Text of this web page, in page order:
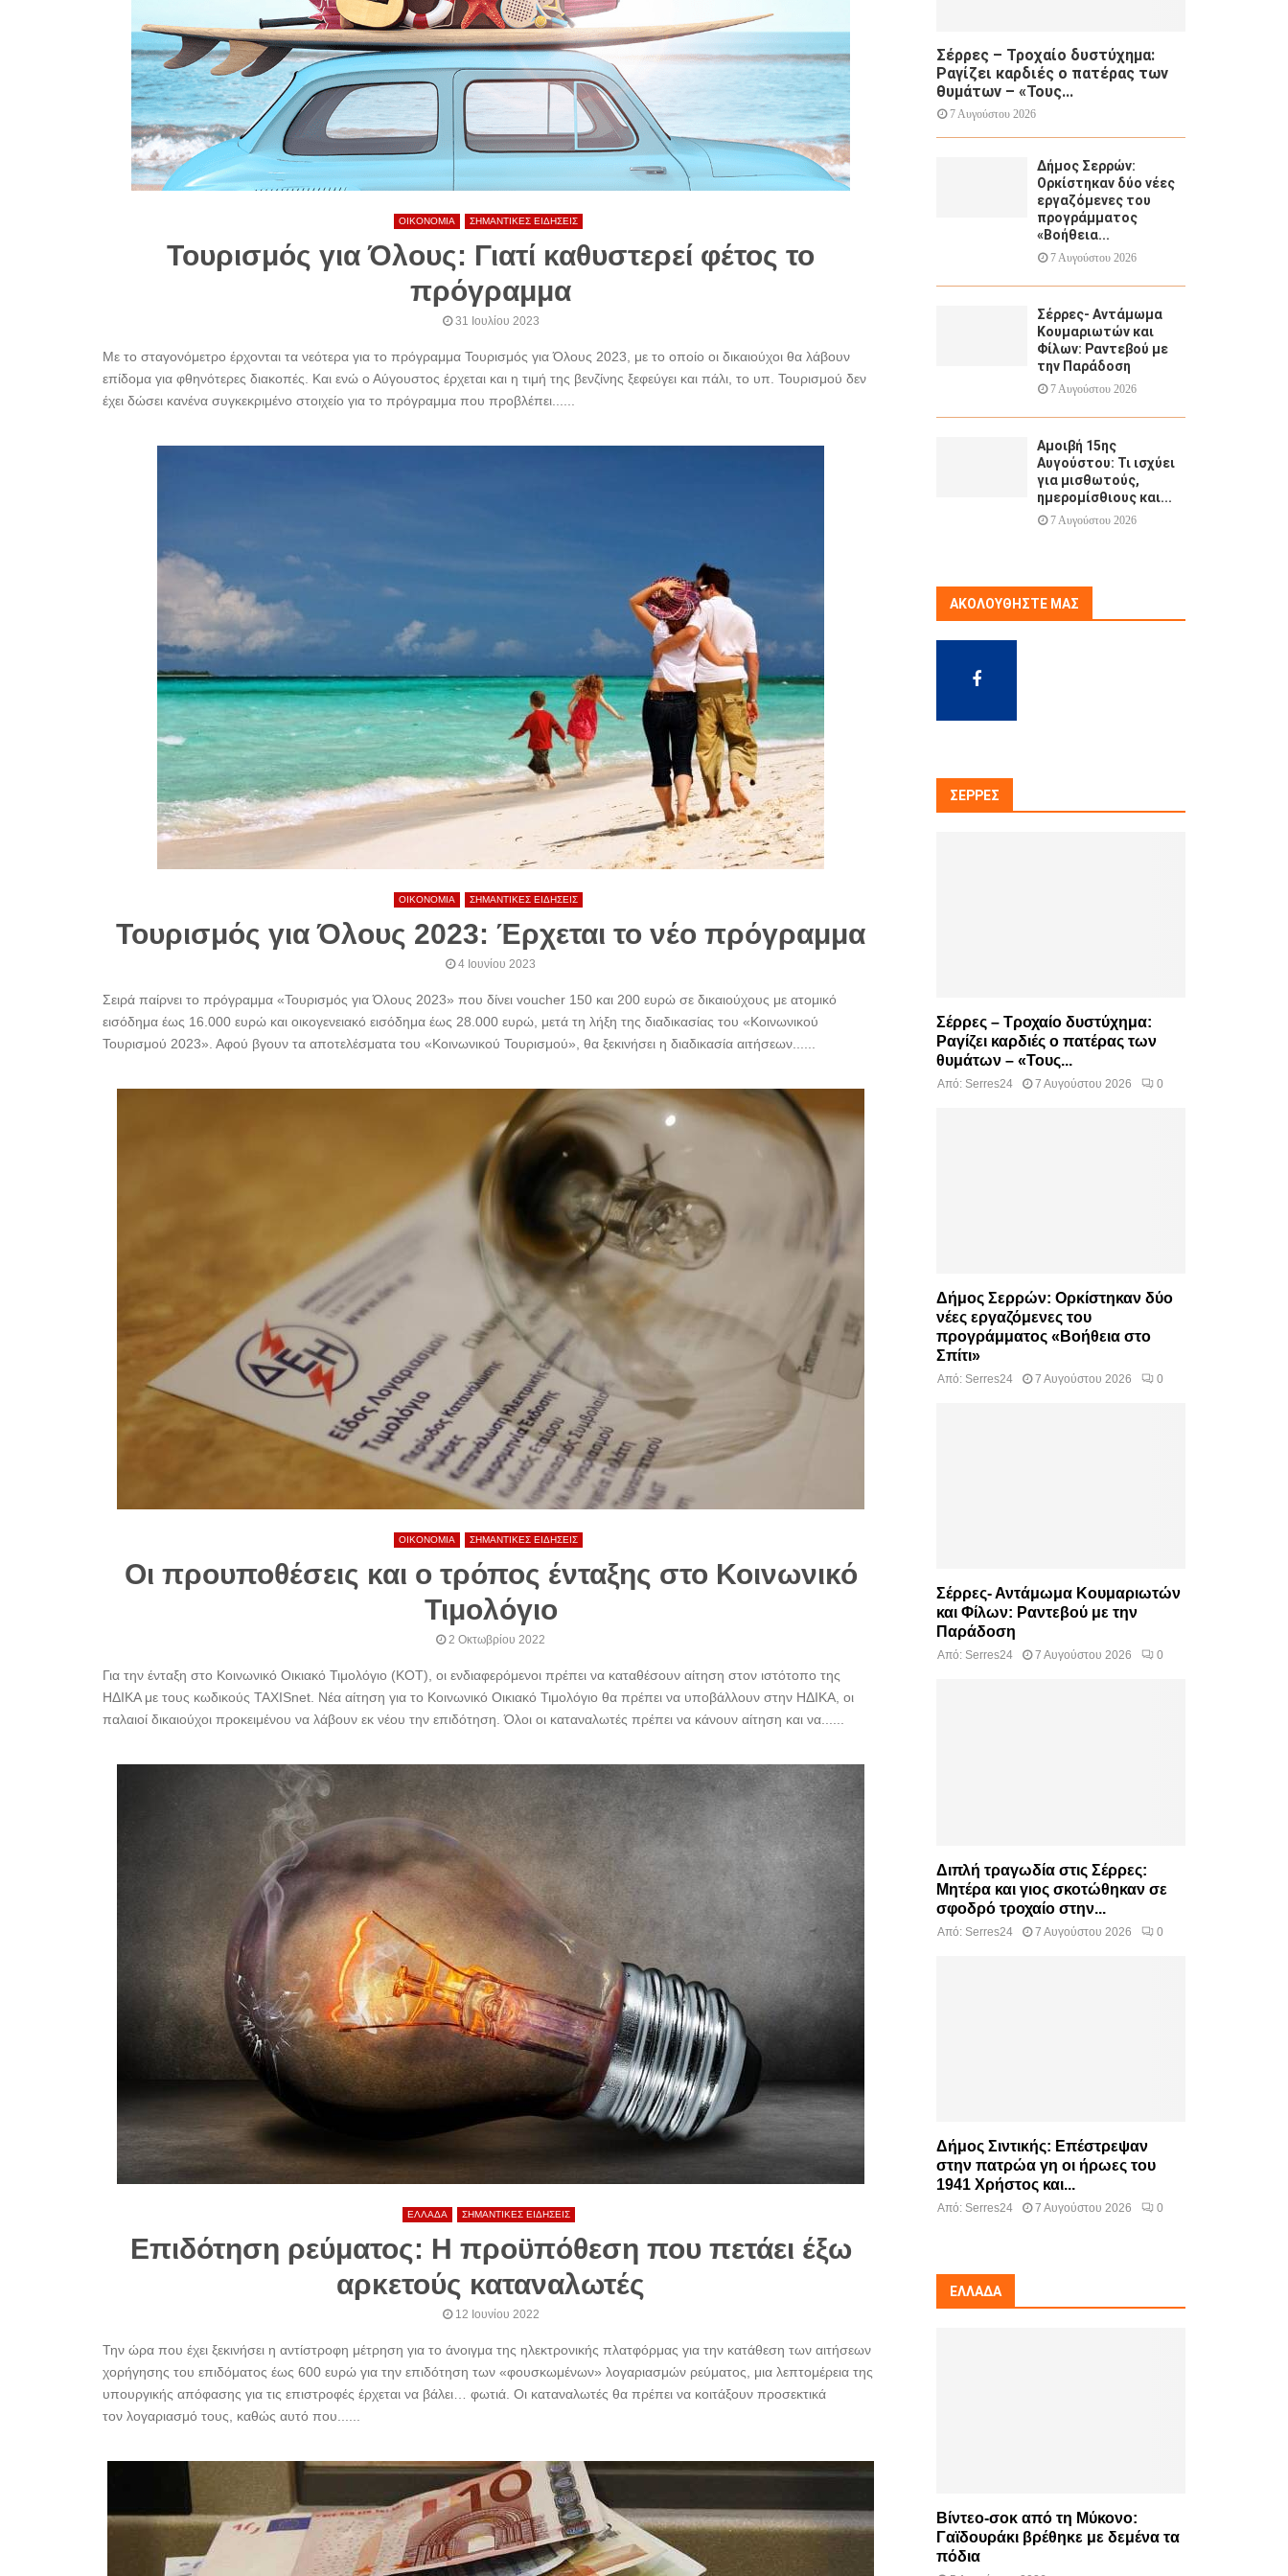
ΟΙΚΟΝΟΜΙΑ ΣΗΜΑΝΤΙΚΕΣ ΕΙΔΗΣΕΙΣ
Τουρισμός για Όλους: Γιατί καθυστερεί φέτος το
πρόγραμμα
31 Ιουλίου 2023
Με το σταγονόμετρο έρχονται τα νεότερα για το πρόγραμμα Τουρισμός για Όλους 2023, με το οποίο οι δικαιούχοι θα λάβουν
επίδομα για φθηνότερες διακοπές. Και ενώ ο Αύγουστος έρχεται και η τιμή της βενζίνης ξεφεύγει και πάλι, το υπ. Τουρισμού δεν
έχει δώσει κανένα συγκεκριμένο στοιχείο για το πρόγραμμα που προβλέπει......
ΟΙΚΟΝΟΜΙΑ ΣΗΜΑΝΤΙΚΕΣ ΕΙΔΗΣΕΙΣ
Τουρισμός για Όλους 2023: Έρχεται το νέο πρόγραμμα
4 Ιουνίου 2023
Σειρά παίρνει το πρόγραμμα «Τουρισμός για Όλους 2023» που δίνει voucher 150 και 200 ευρώ σε δικαιούχους με ατομικό
εισόδημα έως 16.000 ευρώ και οικογενειακό εισόδημα έως 28.000 ευρώ, μετά τη λήξη της διαδικασίας του «Κοινωνικού
Τουρισμού 2023». Αφού βγουν τα αποτελέσματα του «Κοινωνικού Τουρισμού», θα ξεκινήσει η διαδικασία αιτήσεων......
ΟΙΚΟΝΟΜΙΑ ΣΗΜΑΝΤΙΚΕΣ ΕΙΔΗΣΕΙΣ
Οι προυποθέσεις και ο τρόπος ένταξης στο Κοινωνικό
Τιμολόγιο
2 Οκτωβρίου 2022
Για την ένταξη στο Κοινωνικό Οικιακό Τιμολόγιο (ΚΟΤ), οι ενδιαφερόμενοι πρέπει να καταθέσουν αίτηση στον ιστότοπο της
ΗΔΙΚΑ με τους κωδικούς TAXISnet. Νέα αίτηση για το Κοινωνικό Οικιακό Τιμολόγιο θα πρέπει να υποβάλλουν στην ΗΔΙΚΑ, οι
παλαιοί δικαιούχοι προκειμένου να λάβουν εκ νέου την επιδότηση. Όλοι οι καταναλωτές πρέπει να κάνουν αίτηση και να......
ΕΛΛΑΔΑ ΣΗΜΑΝΤΙΚΕΣ ΕΙΔΗΣΕΙΣ
Επιδότηση ρεύματος: Η προϋπόθεση που πετάει έξω
αρκετούς καταναλωτές
12 Ιουνίου 2022
Την ώρα που έχει ξεκινήσει η αντίστροφη μέτρηση για το άνοιγμα της ηλεκτρονικής πλατφόρμας για την κατάθεση των αιτήσεων
χορήγησης του επιδόματος έως 600 ευρώ για την επιδότηση των «φουσκωμένων» λογαριασμών ρεύματος, μια λεπτομέρεια της
υπουργικής απόφασης για τις επιστροφές έρχεται να βάλει… φωτιά. Οι καταναλωτές θα πρέπει να κοιτάξουν προσεκτικά
τον λογαριασμό τους, καθώς αυτό που......
Σέρρες – Τροχαίο δυστύχημα:
Ραγίζει καρδιές ο πατέρας των
θυμάτων – «Τους...
7 Αυγούστου 2026
Δήμος Σερρών:
Ορκίστηκαν δύο νέες
εργαζόμενες του
προγράμματος
«Βοήθεια...
7 Αυγούστου 2026
Σέρρες- Αντάμωμα
Κουμαριωτών και
Φίλων: Ραντεβού με
την Παράδοση
7 Αυγούστου 2026
Αμοιβή 15ης
Αυγούστου: Τι ισχύει
για μισθωτούς,
ημερομίσθιους και...
7 Αυγούστου 2026
ΑΚΟΛΟΥΘΉΣΤΕ ΜΑΣ
ΣΈΡΡΕΣ
Σέρρες – Τροχαίο δυστύχημα:
Ραγίζει καρδιές ο πατέρας των
θυμάτων – «Τους...
Από: Serres24 7 Αυγούστου 2026 0
Δήμος Σερρών: Ορκίστηκαν δύο
νέες εργαζόμενες του
προγράμματος «Βοήθεια στο
Σπίτι»
Από: Serres24 7 Αυγούστου 2026 0
Σέρρες- Αντάμωμα Κουμαριωτών
και Φίλων: Ραντεβού με την
Παράδοση
Από: Serres24 7 Αυγούστου 2026 0
Διπλή τραγωδία στις Σέρρες:
Μητέρα και γιος σκοτώθηκαν σε
σφοδρό τροχαίο στην...
Από: Serres24 7 Αυγούστου 2026 0
Δήμος Σιντικής: Επέστρεψαν
στην πατρώα γη οι ήρωες του
1941 Χρήστος και...
Από: Serres24 7 Αυγούστου 2026 0
ΕΛΛΆΔΑ
Βίντεο-σοκ από τη Μύκονο:
Γαϊδουράκι βρέθηκε με δεμένα τα
πόδια